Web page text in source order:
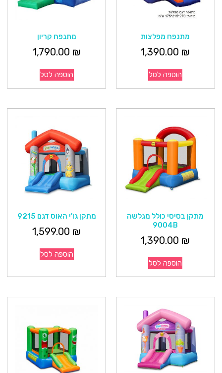
מתנפח מפלצות
1,390.00 ₪
הוספה לסל
מתנפח קריון
1,790.00 ₪
הוספה לסל
מתקן בסיסי כולל מגלשה
9004B
1,390.00 ₪
הוספה לסל
מתקן גו'י האוס דגם 9215
1,599.00 ₪
הוספה לסל